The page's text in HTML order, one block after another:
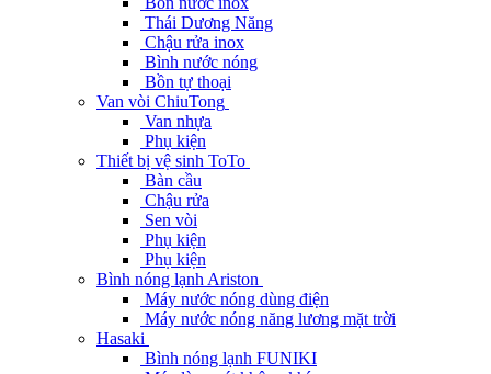
Thái Dương Năng
Chậu rửa inox
Bình nước nóng
Bồn tự thoại
Van vòi ChiuTong
Van nhựa
Phụ kiện
Thiết bị vệ sinh ToTo
Bàn cầu
Chậu rửa
Sen vòi
Phụ kiện
Phụ kiện
Bình nóng lạnh Ariston
Máy nước nóng dùng điện
Máy nước nóng năng lương mặt trời
Hasaki
Bình nóng lạnh FUNIKI